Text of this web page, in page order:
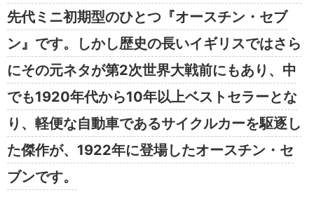
先代ミニ初期型のひとつ『オースチン・セブ
ン』です。しかし歴史の長いイギリスではさら
にその元ネタが第2次世界大戦前にもあり、中
でも1920年代から10年以上ベストセラーとな
り、軽便な自動車であるサイクルカーを駆逐し
た傑作が、1922年に登場したオースチン・セ
ブンです。